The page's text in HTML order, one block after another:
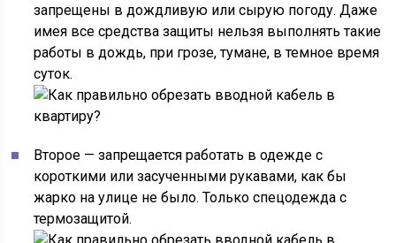
запрещены в дождливую или сырую погоду. Даже
имея все средства защиты нельзя выполнять такие
работы в дождь, при грозе, тумане, в темное время
суток.
Второе — запрещается работать в одежде с
короткими или засученными рукавами, как бы
жарко на улице не было. Только спецодежда с
термозащитой.